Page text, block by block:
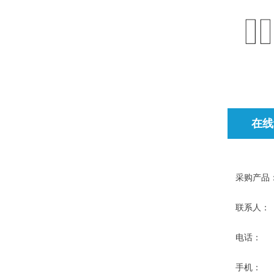
在
采购产品
联系人：
电话：
手机：